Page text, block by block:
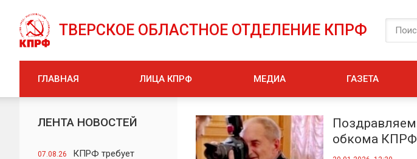
ТВЕРСКОЕ ОБЛАСТНОЕ ОТДЕЛЕНИЕ КПРФ
ГЛАВНАЯ ЛИЦА КПРФ МЕДИА ГАЗЕТА
ЛЕНТА НОВОСТЕЙ
07.08.26
КПРФ требует
обкома КПРФ
юбилеем!